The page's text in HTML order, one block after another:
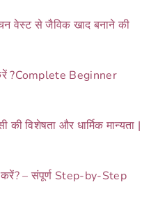
वेस्ट से जैविक खाद बनाने की
?Complete Beginner
विशेषता और धार्मिक मान्यता |
– संपूर्ण Step-by-Step